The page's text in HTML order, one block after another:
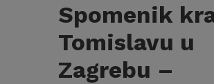
Spomenik
Tomislavu u
Zagrebu –